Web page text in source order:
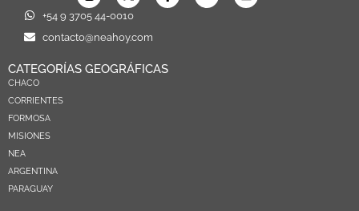
+54 9 3705 44-0010
contacto@neahoy.com
CATEGORÍAS GEOGRÁFICAS
CHACO
CORRIENTES
FORMOSA
MISIONES
NEA
ARGENTINA
PARAGUAY